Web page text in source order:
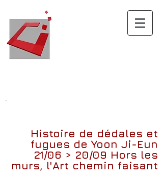
.
Histoire de dédales et
fugues de Yoon Ji-Eun
21/06 > 20/09 Hors les
murs, l'Art chemin faisant